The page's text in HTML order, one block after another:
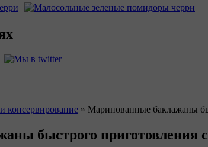
консервирование » Маринованные баклажаны
быстрого приготовления